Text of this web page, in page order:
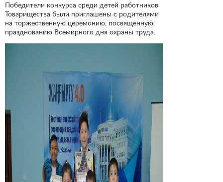
Победители конкурса среди детей работников
Товарищества были приглашены с родителями
на торжественную церемонию, посвященную
празднованию Всемирного дня охраны труда.